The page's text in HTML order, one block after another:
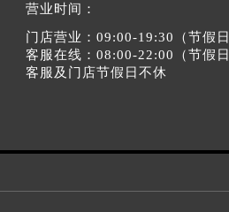
内蒙古自治区鄂尔多斯市东胜区伊
内蒙古自治区呼伦贝尔市海拉尔区
内蒙古自治区通辽市科尔沁区明仁
内蒙古自治区乌兰察布市集宁区恩
营业时间：
门店营业：09:00-19:30（节假日
客服在线：08:00-22:00（节假日
客服及门店节假日不休